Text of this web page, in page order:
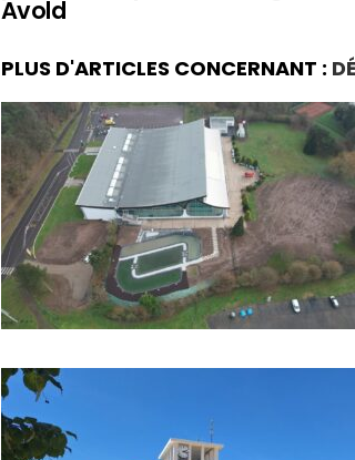
Avold
PLUS D'ARTICLES CONCERNANT :